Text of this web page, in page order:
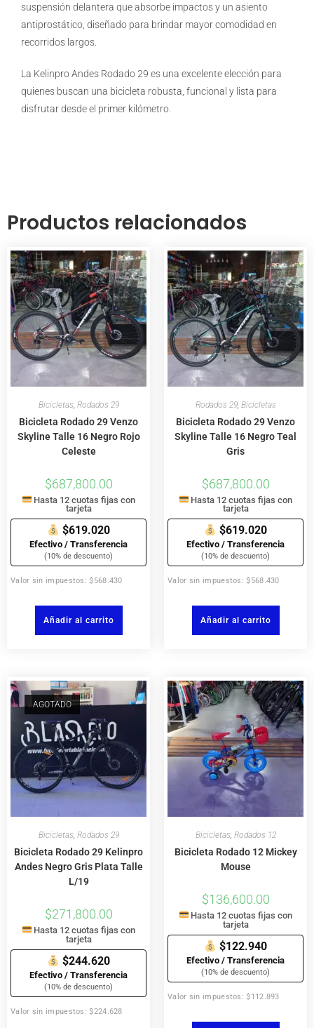
suspensión delantera que absorbe impactos y un asiento
antiprostático, diseñado para brindar mayor comodidad en
recorridos largos.
La Kelinpro Andes Rodado 29 es una excelente elección para
quienes buscan una bicicleta robusta, funcional y lista para
disfrutar desde el primer kilómetro.
Productos relacionados
Bicicletas, Rodados 29
Bicicleta Rodado 29 Venzo
Skyline Talle 16 Negro Rojo
Celeste
$687,800.00
Hasta 12 cuotas fijas con
tarjeta
$619.020
Efectivo / Transferencia
(10% de descuento)
Valor sin impuestos: $568.430
Añadir al carrito
Rodados 29, Bicicletas
Bicicleta Rodado 29 Venzo
Skyline Talle 16 Negro Teal
Gris
$687,800.00
Hasta 12 cuotas fijas con
tarjeta
$619.020
Efectivo / Transferencia
(10% de descuento)
Valor sin impuestos: $568.430
Añadir al carrito
AGOTADO
Bicicletas, Rodados 29
Bicicleta Rodado 29 Kelinpro
Andes Negro Gris Plata Talle
L/19
$271,800.00
Hasta 12 cuotas fijas con
tarjeta
$244.620
Efectivo / Transferencia
(10% de descuento)
Valor sin impuestos: $224.628
Bicicletas, Rodados 12
Bicicleta Rodado 12 Mickey
Mouse
$136,600.00
Hasta 12 cuotas fijas con
tarjeta
$122.940
Efectivo / Transferencia
(10% de descuento)
Valor sin impuestos: $112.893